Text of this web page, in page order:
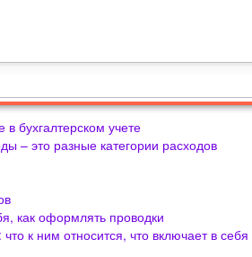
бухгалтерском учете
– это разные категории расходов
как оформлять проводки
к ним относится, что включает в